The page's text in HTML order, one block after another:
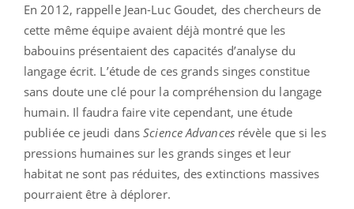
En 2012, rappelle Jean-Luc Goudet, des chercheurs de
cette même équipe avaient déjà montré que les
babouins présentaient des capacités d’analyse du
langage écrit. L’étude de ces grands singes constitue
sans doute une clé pour la compréhension du langage
humain. Il faudra faire vite cependant, une étude
publiée ce jeudi dansScience Advancesrévèle que si les
pressions humaines sur les grands singes et leur
habitat ne sont pas réduites, des extinctions massives
pourraient être à déplorer.